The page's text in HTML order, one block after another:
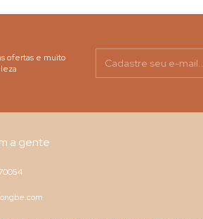
ofertas e muito
a gente